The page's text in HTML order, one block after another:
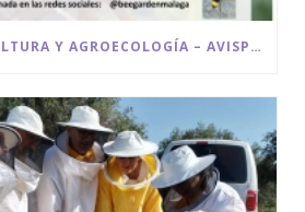
III JORNADA APICULTURA Y AGROECOLOGÍA – AVISPAS INVASORAS UN DESAFÍO PARA EL MEDIO AMBIENTE